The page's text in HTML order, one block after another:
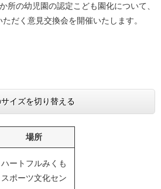
の幼児園の認定こども園化について、
だく意見交換会を開催いたします。
イズを切り替える
場所
ハートフルみくも
スポーツ文化セン